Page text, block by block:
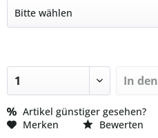
In den
Artikel günstiger gesehen?
Merken
Bewerten